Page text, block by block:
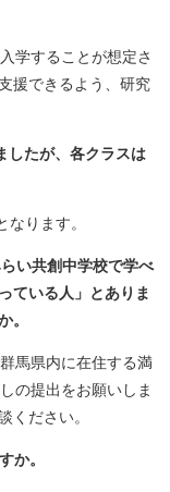
学することが想定さ
援できるよう、研究
したが、各クラスは
ります。
い共創中学校で学べ
ている人」とありま
。
馬県内に在住する満
の提出をお願いしま
ください。
か。